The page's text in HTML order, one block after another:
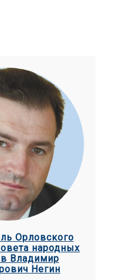
Орловского
народных
Владимир
Негин